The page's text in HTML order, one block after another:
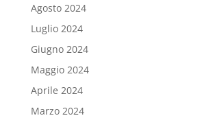
Agosto 2024
Luglio 2024
Giugno 2024
Maggio 2024
Aprile 2024
Marzo 2024